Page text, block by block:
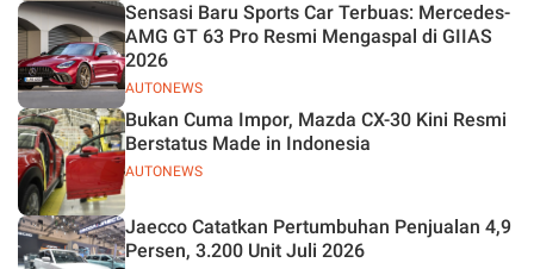
AUTONEWS
Sensasi Baru Sports Car Terbuas: Mercedes-
AMG GT 63 Pro Resmi Mengaspal di GIIAS
2026
AUTONEWS
Bukan Cuma Impor, Mazda CX-30 Kini Resmi
Berstatus Made in Indonesia
Jaecco Catatkan Pertumbuhan Penjualan 4,9
Persen, 3.200 Unit Juli 2026